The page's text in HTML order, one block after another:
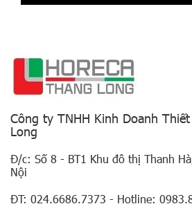
Công ty TNHH Kinh Doanh
Long
Đ/c: Số 8 - BT1 Khu đô thị Thanh
Nội
ĐT: 024.6686.7373 - Hotline: